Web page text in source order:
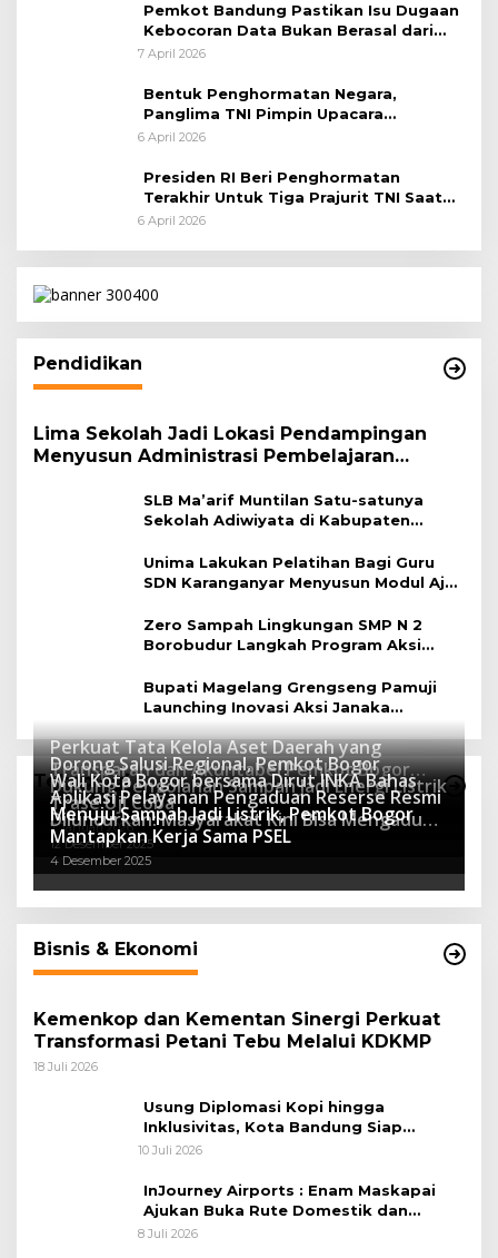
Pemkot Bandung Pastikan Isu Dugaan
Kebocoran Data Bukan Berasal dari
Server Disdukcapil
7 April 2026
Bentuk Penghormatan Negara,
Panglima TNI Pimpin Upacara
Pemakaman Militer
6 April 2026
Presiden RI Beri Penghormatan
Terakhir Untuk Tiga Prajurit TNI Saat
Persemayaman di Bandara Soekarno-
6 April 2026
Pendidikan
Lima Sekolah Jadi Lokasi Pendampingan
Menyusun Administrasi Pembelajaran
SLB Ma’arif Muntilan Satu-satunya
Sekolah Adiwiyata di Kabupaten
Unima Lakukan Pelatihan Bagi Guru
SDN Karanganyar Menyusun Modul Ajar
Zero Sampah Lingkungan SMP N 2
Borobudur Langkah Program Aksi
Bupati Magelang Grengseng Pamuji
Launching Inovasi Aksi Janaka
Program Sekolah Adiwiyata
Teknologi
Perkuat Tata Kelola Aset Daerah yang
Transparan dan Akuntabel Pemkot Bogor
Luncurkan SIMASDA
8 Juli 2026
Dorong Salusi Regional, Pemkot Bogor
Dukung Pengolahan Sampah Jadi Energi Listrik
8 April 2026
Wali Kota Bogor bersama Dirut INKA Bahas
Trase Uji Coba
7 Januari 2026
Aplikasi Pelayanan Pengaduan Reserse Resmi
Diluncurkan: Masyarakat Kini Bisa Mengadu
Lebih Cepat, Mudah, dan Terintegrasi
12 Desember 2025
Menuju Sampah Jadi Listrik, Pemkot Bogor
Mantapkan Kerja Sama PSEL
4 Desember 2025
Bisnis & Ekonomi
Kemenkop dan Kementan Sinergi Perkuat
Transformasi Petani Tebu Melalui KDKMP
18 Juli 2026
Usung Diplomasi Kopi hingga
Inklusivitas, Kota Bandung Siap
Sambut 25 Duta Besar di Festival Asia
10 Juli 2026
InJourney Airports : Enam Maskapai
Ajukan Buka Rute Domestik dan
Internasional dari Bandara Husein
8 Juli 2026